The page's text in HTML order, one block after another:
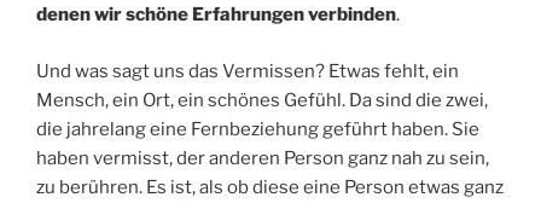
denen wir schöne Erfahrungen verbinden.
Und was sagt uns das Vermissen? Etwas fehlt, ein
Mensch, ein Ort, ein schönes Gefühl. Da sind die zwei,
die jahrelang eine Fernbeziehung geführt haben. Sie
haben vermisst, der anderen Person ganz nah zu sein,
zu berühren. Es ist, als ob diese eine Person etwas ganz